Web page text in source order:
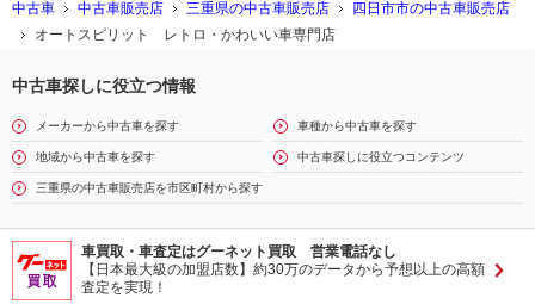
中古車 中古車販売店 三重県の中古車販売店
四日市市の中古車販売店
オートスピリット レトロ・かわいい車専門店
中古車探しに役立つ情報
メーカーから中古車を探す 車種から中古車を探す
地域から中古車を探す 中古車探しに役立つコンテンツ
三重県の中古車販売店を市区町村から探す
車買取・車査定はグーネット買取 営業電話なし
【日本最大級の加盟店数】約30万のデータから予想以上の高額
査定を実現！